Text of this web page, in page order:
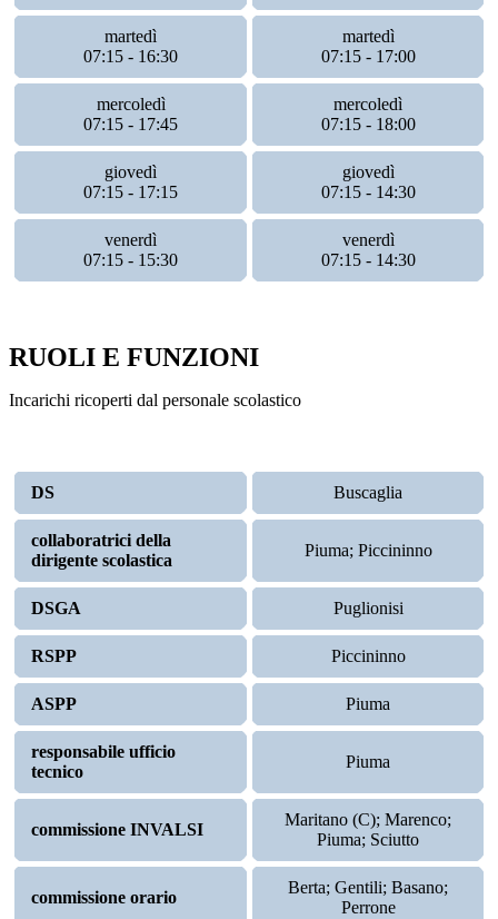
martedì
07:15 - 16:30
martedì
07:15 - 17:00
mercoledì
07:15 - 17:45
mercoledì
07:15 - 18:00
giovedì
07:15 - 17:15
giovedì
07:15 - 14:30
venerdì
07:15 - 15:30
venerdì
07:15 - 14:30
RUOLI E FUNZIONI
Incarichi ricoperti dal personale scolastico
DS Buscaglia
collaboratrici della
dirigente scolastica
Piuma; Piccininno
DSGA Puglionisi
RSPP Piccininno
ASPP Piuma
responsabile ufficio
tecnico
Piuma
commissione INVALSI
Maritano (C); Marenco;
Piuma; Sciutto
commissione orario
Berta; Gentili; Basano;
Perrone